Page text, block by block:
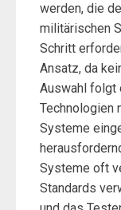
werden, die
militärischen
Schritt
Ansatz, da
Auswahl folgt
Technologien
Systeme
Systeme oft
Standards